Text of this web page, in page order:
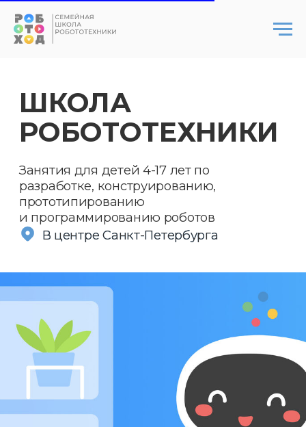
РОБОТОТЕХНИКИ
Занятия для детей 4-17 лет по
разработке, конструированию,
прототипированию
В центре Санкт-Петербурга
В центре Санкт-Петербурга